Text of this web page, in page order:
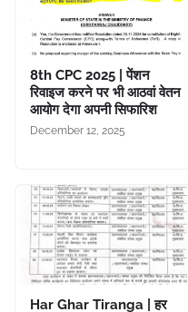
8th CPC 2025 | पेंशन
रिवाइज करने पर भी आठवां वेतन
आयोग देगा अपनी सिफारिश
December 12, 2025
Har Ghar Tiranga | हर